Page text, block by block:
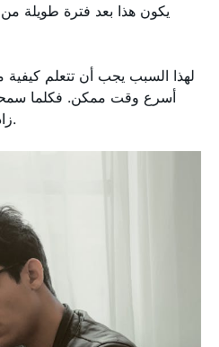
يكون هذا بعد فترة طويلة
لهذا السبب يجب أن تتعلم كيفية
أسرع وقت ممكن. فكلما سمحت
زادت احتمالية تخليدها إلى الأبد.